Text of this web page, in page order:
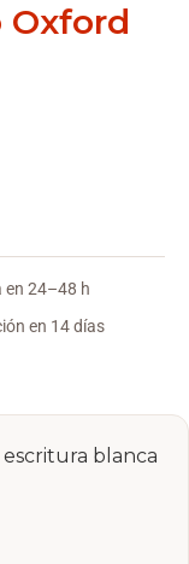
Oxford
en 24–48 h
en 14 días
blanca